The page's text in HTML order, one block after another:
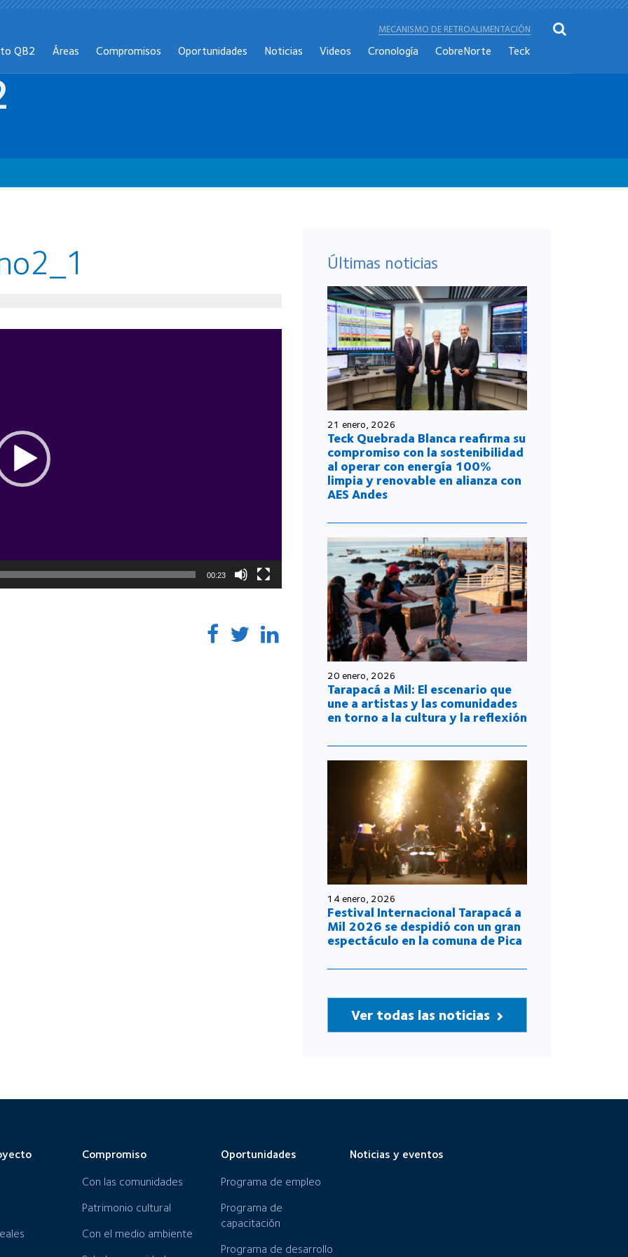
MECANISMO DE RETROALIMENTACIÓN
QB2 Áreas Compromisos Oportunidades Noticias Videos Cronología CobreNorte Teck
00:23
Últimas noticias
21 enero, 2026
Teck Quebrada Blanca reafirma su
compromiso con la sostenibilidad
al operar con energía 100%
limpia y renovable en alianza con
AES Andes
20 enero, 2026
Tarapacá a Mil: El escenario que
une a artistas y las comunidades
en torno a la cultura y la reflexión
14 enero, 2026
Festival Internacional Tarapacá a
Mil 2026 se despidió con un gran
espectáculo en la comuna de Pica
Ver todas las noticias
Compromiso
Con las comunidades
Patrimonio cultural
Con el medio ambiente
Oportunidades
Programa de empleo
Programa de
capacitación
Programa de desarrollo
Noticias y eventos